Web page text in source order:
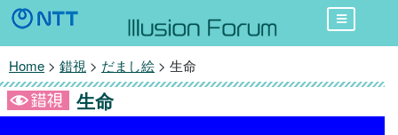
Home > 錯視 > だまし絵 > 生命
生命